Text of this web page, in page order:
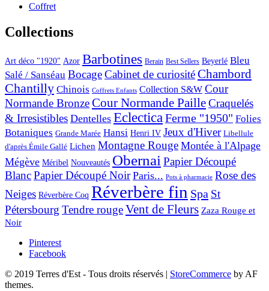
Coffret
Collections
Art déco "1920" Azor Barbotines Berain Best Sellers Beyerlé Bleu
Salé / Sanséau BocageCabinet de curiositéChambord
Chantilly Chinois Coffrets Enfants Collection S&W Cour
Normande BronzeCour Normande PailleCraquelés
& Irresistibles Dentelles EclecticaFerme "1950" Folies
Botaniques Grande Marée Hansi Henri IV Jeux d'Hiver Libellule
d'après Émile Gallé Lichen Montagne Rouge Montée à l'Alpage
Mégève Méribel Nouveautés ObernaiPapier Découpé
BlancPapier Découpé Noir Paris... Pots à pharmacie Rose des
Neiges Réverbère Coq Réverbère fin Spa St
Pétersbourg Tendre rougeVent de Fleurs Zaza Rouge et
Noir
Pinterest
Facebook
© 2019 Terres d'Est - Tous droits réservés
StoreCommerce by AF
themes.